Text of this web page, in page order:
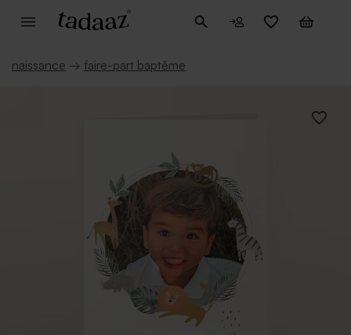
naissance → faire-part baptême